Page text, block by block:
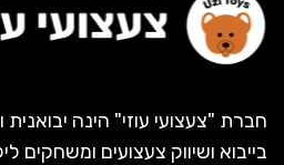
חברת "צעצועי עוזי" הינה
בייבוא ושיווק צעצועים ומשחקים